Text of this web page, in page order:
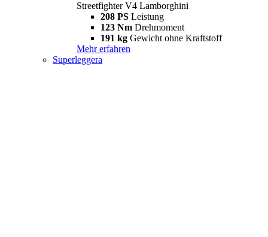
Streetfighter V4 Lamborghini
208 PS Leistung
123 Nm Drehmoment
191 kg Gewicht ohne Kraftstoff
Mehr erfahren
Superleggera